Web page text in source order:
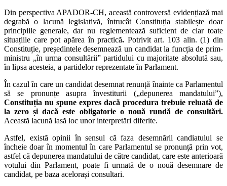
Din perspectiva APADOR-CH, această controversă evidențiază mai
degrabă o lacună legislativă, întrucât Constituția stabilește doar
principiile generale, dar nu reglementează suficient de clar toate
situațiile care pot apărea în practică. Potrivit art. 103 alin. (1) din
Constituție, președintele desemnează un candidat la funcția de prim-
ministru „în urma consultării” partidului cu majoritate absolută sau,
în lipsa acesteia, a partidelor reprezentate în Parlament.
În cazul în care un candidat desemnat renunță înainte ca Parlamentul
să se pronunțe asupra învestiturii („depunerea mandatului”),
Constituția nu spune expres dacă procedura trebuie reluată de
la zero și dacă este obligatorie o nouă rundă de consultări.
Această lacună lasă loc unor interpretări diferite.
Astfel, există opinii în sensul că faza desemnării candiatului se
încheie doar în momentul în care Parlamentul se pronunță prin vot,
astfel că depunerea mandatului de către candidat, care este anterioară
votului din Parlament, poate fi urmată de o nouă desemnare de
candidat, pe baza acelorași consultari.